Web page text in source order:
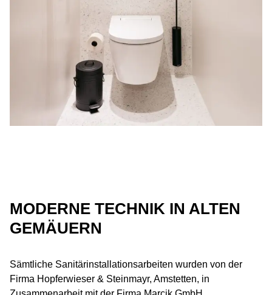
MODERNE TECHNIK IN ALTEN
GEMÄUERN
Sämtliche Sanitärinstallationsarbeiten wurden von der
Firma Hopferwieser & Steinmayr, Amstetten, in